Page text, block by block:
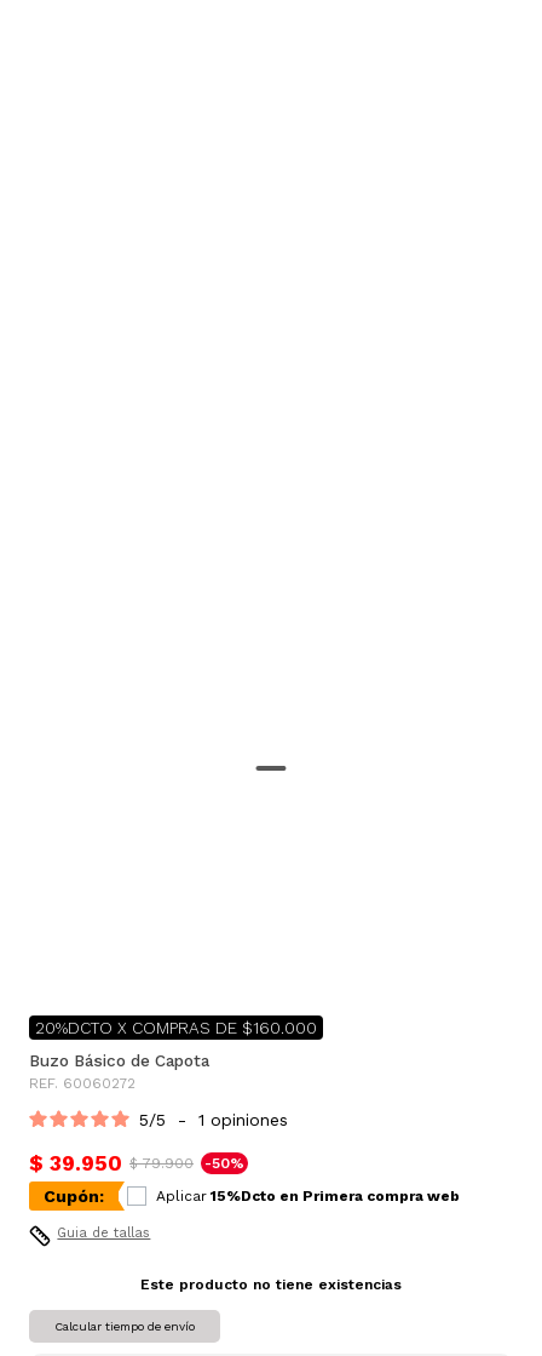
20%DCTO X COMPRAS DE $160.000
Buzo Básico de Capota
REF. 60060272
5/5 - 1 opiniones
$ 39.950 $ 79.900 -50%
Cupón: Aplicar 15%Dcto en Primera compra web
Guia de tallas
Este producto no tiene existencias
Calcular tiempo de envío